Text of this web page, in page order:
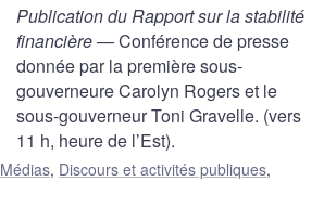
Publication du Rapport sur la stabilité
financière— Conférence de presse
donnée par la première sous-
gouverneure Carolyn Rogers et le
sous-gouverneur Toni Gravelle. (vers
11 h, heure de l’Est).
Médias, Discours et activités publiques,